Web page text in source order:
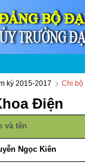
kỳ 2015-2017 Chi
Điện
và tên
Ngọc Kiên